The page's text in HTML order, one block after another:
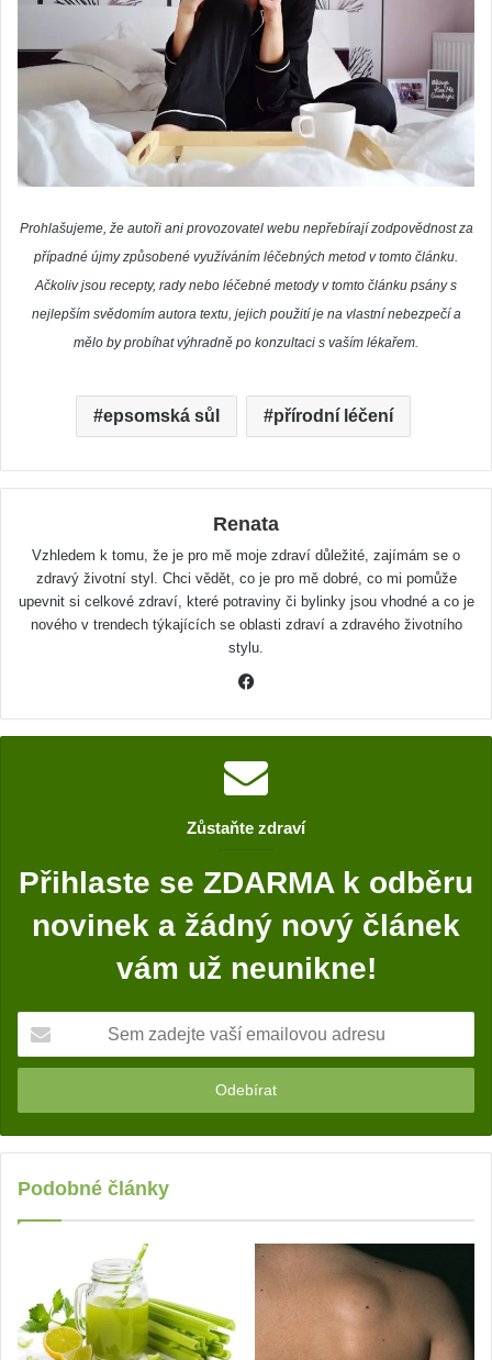
Prohlašujeme, že autoři ani provozovatel webu nepřebírají zodpovědnost za
případné újmy způsobené využíváním léčebných metod v tomto článku.
Ačkoliv jsou recepty, rady nebo léčebné metody v tomto článku psány s
nejlepším svědomím autora textu, jejich použití je na vlastní nebezpečí a
mělo by probíhat výhradně po konzultaci s vaším lékařem.
epsomská sůl přírodní léčení
Renata
Vzhledem k tomu, že je pro mě moje zdraví důležité, zajímám se o
zdravý životní styl. Chci vědět, co je pro mě dobré, co mi pomůže
upevnit si celkové zdraví, které potraviny či bylinky jsou vhodné a co je
nového v trendech týkajících se oblasti zdraví a zdravého životního
stylu.
c
e
b
Zůstaňte zdraví
Přihlaste se ZDARMA k odběru
novinek a žádný nový článek
vám už neunikne!
m
a
d
j
í
e
Podobné články